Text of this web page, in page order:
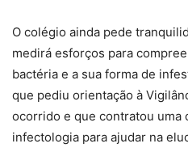
O colégio ainda pede
medirá esforços para
bactéria e a sua forma de
que pediu orientação à
ocorrido e que contratou uma
infectologia para ajudar na